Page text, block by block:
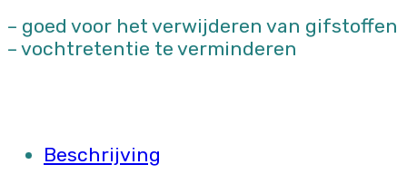
– goed voor het verwijderen van gifstoffen
– vochtretentie te verminderen
Beschrijving